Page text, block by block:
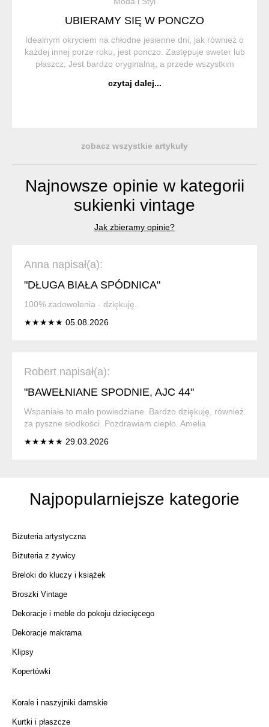
UBIERAMY SIĘ W PONCZO
Idealnym okryciem na chłodne jesienne dni, jak również o
każdej innej porze roku, jest ponczo. Zastępuje sweter lub
płaszcz, Jest bardzo oryginalną, a przede wszystkim
Poncho) to trad...
czytaj dalej...
zobacz wszystkie artykuły
Najnowsze opinie w kategorii
sukienki vintage
Jak zbieramy opinie?
Anna napisał(a):
"DŁUGA BIAŁA SPÓDNICA"
100% zadowolenia - dziękuję.
★★★★★ 05.08.2026
Robert napisał(a):
"BAWEŁNIANE SPODNIE, AJC 44"
Wspaniałe to mało powiedziane. Bardzo dziękuję, również
za pyszne słodkości. Pozdrawiam ciepło. Amelia
★★★★★ 29.03.2026
Najpopularniejsze kategorie
Biżuteria artystyczna
Biżuteria z żywicy
Breloki do kluczy i książek
Broszki Vintage
Dekoracje i meble do pokoju dziecięcego
Dekoracje makrama
Klipsy
Kopertówki
Korale i naszyjniki damskie
Kurtki i płaszcze